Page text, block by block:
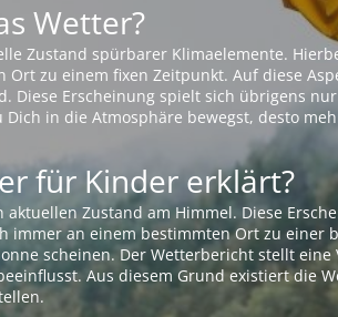
Wetter?
Zustand spürbarer Klimaelemente.
zu einem fixen Zeitpunkt. Auf diese
Diese Erscheinung spielt sich übrigens
in die Atmosphäre bewegst, desto
für Kinder erklärt?
Zustand am Himmel. Diese
immer an einem bestimmten Ort zu einer
scheinen. Der Wetterbericht stellt
Aus diesem Grund existiert die